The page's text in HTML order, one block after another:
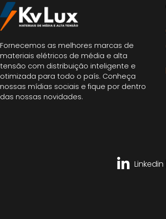
Fornecemos as melhores marcas de
materiais elétricos de média e alta
tensão com distribuição inteligente e
otimizada para todo o país. Conheça
nossas mídias sociais e fique por dentro
das nossas novidades.
Linkedin